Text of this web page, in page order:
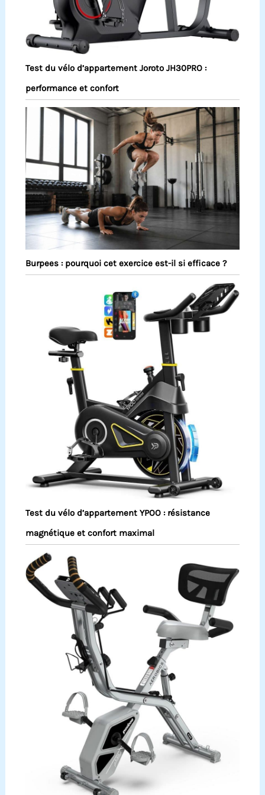
Test du vélo d’appartement Joroto JH30PRO :
performance et confort
Burpees : pourquoi cet exercice est-il si efficace ?
Test du vélo d’appartement YPOO : résistance
magnétique et confort maximal